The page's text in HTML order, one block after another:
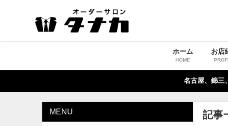
ホーム
HOME
お店
名古屋、錦三
記事
MENU